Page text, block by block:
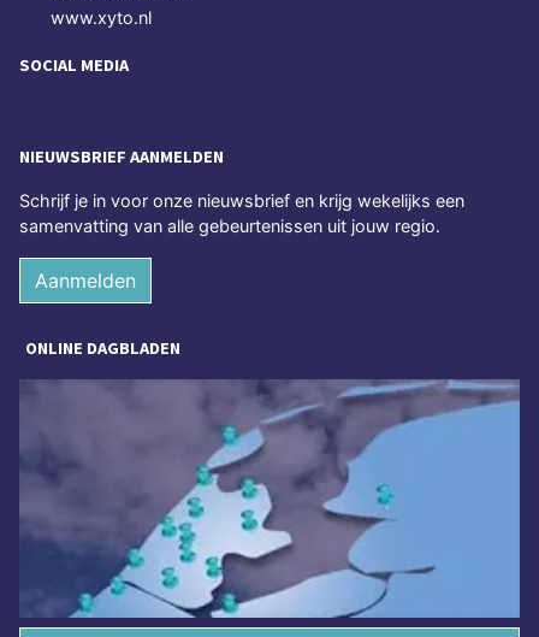
www.xyto.nl
SOCIAL MEDIA
NIEUWSBRIEF AANMELDEN
Schrijf je in voor onze nieuwsbrief en krijg wekelijks een
samenvatting van alle gebeurtenissen uit jouw regio.
Aanmelden
ONLINE DAGBLADEN